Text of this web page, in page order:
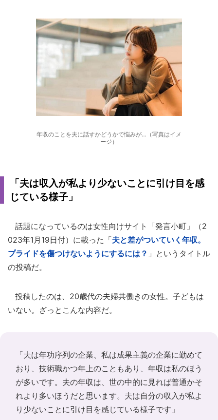
年収のことを夫に話すかどうかで悩みが…（写真はイメ
ージ）
「夫は収入が私より少ないことに引け目を感
じている様子」
話題になっているのは女性向けサイト「発言小町」（2
023年1月19日付）に載った「夫と差がついていく年収。
プライドを傷つけないようにするには？ 」というタイトル
の投稿だ。
投稿したのは、20歳代の夫婦共働きの女性。子どもは
いない。ざっとこんな内容だ。
「夫は年功序列の企業、私は成果主義の企業に勤めて
おり、技術職かつ年上のこともあり、年収は私のほう
が多いです。夫の年収は、世の中的に見れば普通かそ
れより多いほうだと思います。夫は自分の収入が私よ
り少ないことに引け目を感じている様子です」